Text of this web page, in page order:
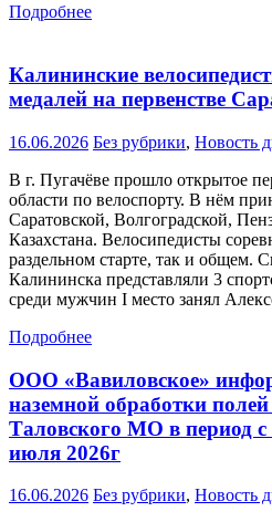
Подробнее
Калининские
медалей на первенстве
16.06.2026 Без рубрики, Новость
В г. Пугачёве прошло открытое
области по велоспорту. В нём
Саратовской, Волгоградской,
Казахстана. Велосипедисты
раздельном старте, так и общем.
Калининска представляли 3
среди мужчин I место занял
Подробнее
ООО «Вавиловское»
наземной обработки
Таловского МО в период с
июля 2026г
16.06.2026 Без рубрики, Новость